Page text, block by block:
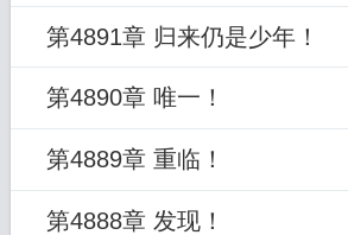
第4891章 归来仍是少年！
第4890章 唯一！
第4889章 重临！
第4888章 发现！